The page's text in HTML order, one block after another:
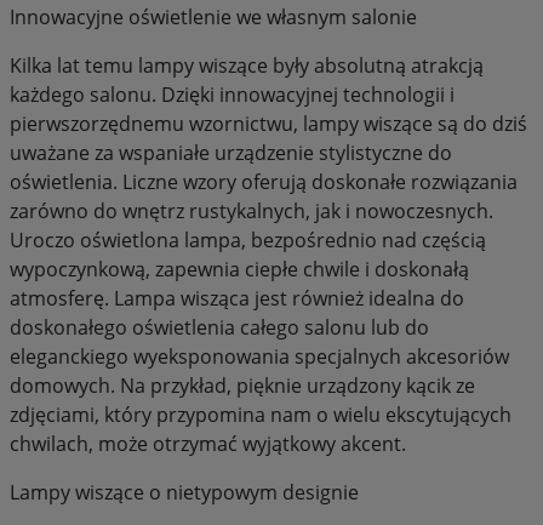
Innowacyjne oświetlenie we własnym salonie
Kilka lat temu lampy wiszące były absolutną atrakcją
każdego salonu. Dzięki innowacyjnej technologii i
pierwszorzędnemu wzornictwu, lampy wiszące są do dziś
uważane za wspaniałe urządzenie stylistyczne do
oświetlenia. Liczne wzory oferują doskonałe rozwiązania
zarówno do wnętrz rustykalnych, jak i nowoczesnych.
Uroczo oświetlona lampa, bezpośrednio nad częścią
wypoczynkową, zapewnia ciepłe chwile i doskonałą
atmosferę. Lampa wisząca jest również idealna do
doskonałego oświetlenia całego salonu lub do
eleganckiego wyeksponowania specjalnych akcesoriów
domowych. Na przykład, pięknie urządzony kącik ze
zdjęciami, który przypomina nam o wielu ekscytujących
chwilach, może otrzymać wyjątkowy akcent.
Lampy wiszące o nietypowym designie